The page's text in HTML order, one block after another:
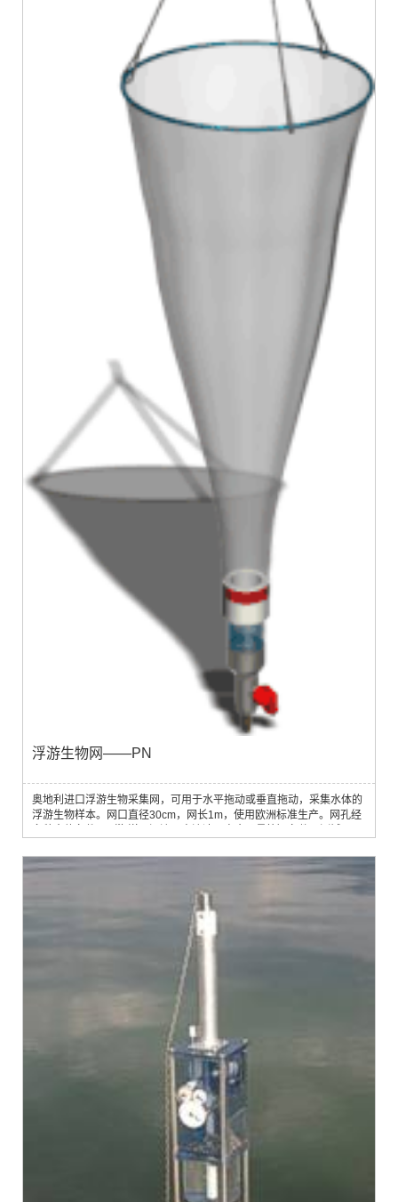
浮游生物网——PN
奥地利进口浮游生物采集网，可用于水平拖动或垂直拖动，采集水体的
浮游生物样本。网口直径30cm，网长1m，使用欧洲标准生产。网孔经
网，网目从6µm到1000µm不等各种型号（6µm、10µm、20µm、
30µm、40µm、50µm、60µm、80µm、100µm、200µm、300µm、
400µm、500µm、1000µm），可满足不同...